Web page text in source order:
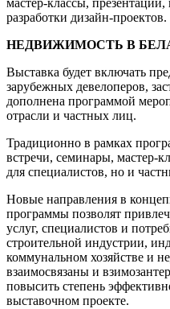
мастер-классы,
разработки дизайн-проектов.
НЕДВИЖИМОСТЬ В
Выставка будет включать
зарубежных девелоперов,
дополнена программой
отрасли и частных лиц.
Традиционно в рамках
встречи, семинары, мастер-
для специалистов, но и
Новые направления в
программы позволят
услуг, специалистов и
строительной индустрии,
коммунальном хозяйстве и
взаимосвязаны и
повысить степень
выставочном проекте.